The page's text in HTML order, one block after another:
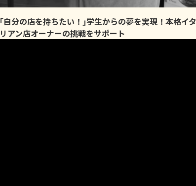
｢自分の店を持ちたい！｣学生からの夢を実現！本格イタ
リアン店オーナーの挑戦をサポート